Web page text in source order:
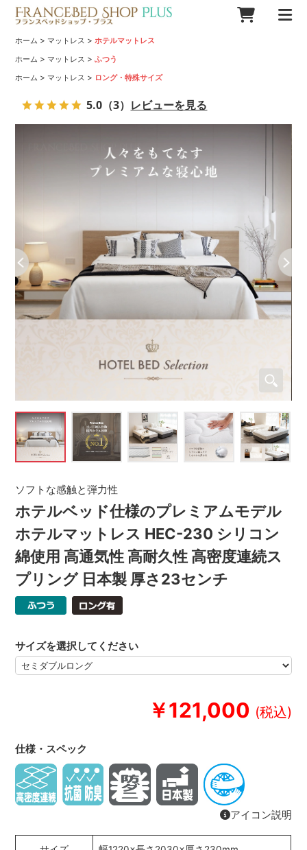
ホーム > マットレス > ホテルマットレス
ホーム > マットレス >ふつう
ホーム > マットレス > ロング・特殊サイズ
ホテルベッド仕様のプレミアムモデル
ホテルマットレス HEC-230 シリコン
綿使用 高通気性 高耐久性 高密度連続ス
プリング 日本製 厚さ23センチ
ソフトな感触と弾力性
￥121,000
サイズを選択してください
仕様・スペック
アイコン説明
5.0 （3） レビューを見る